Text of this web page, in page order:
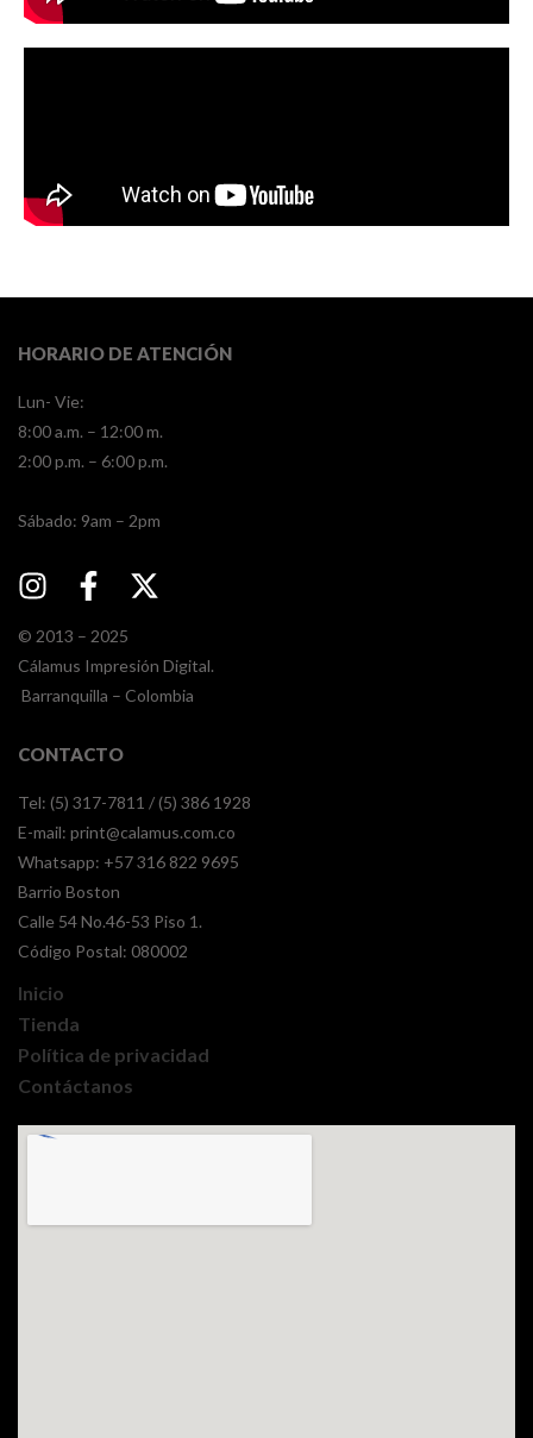
HORARIO DE ATENCIÓN
Lun- Vie:
8:00 a.m. – 12:00 m.
2:00 p.m. – 6:00 p.m.
​​Sábado: 9am – 2pm
© 2013 – 2025
Cálamus Impresión Digital.
Barranquilla – Colombia
CONTACTO
Tel: (5) 317-7811 / (5) 386 1928
E-mail: print@calamus.com.co
Whatsapp: +57 316 822 9695
Barrio Boston
Calle 54 No.46-53 Piso 1.
Código Postal: 080002
Inicio
Tienda
Política de privacidad
Contáctanos